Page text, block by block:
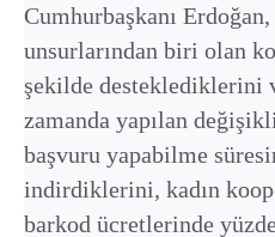
Cumhurbaşkanı
unsurlarından biri olan
şekilde desteklediklerini
zamanda yapılan
başvuru yapabilme
indirdiklerini, kadın
barkod ücretlerinde